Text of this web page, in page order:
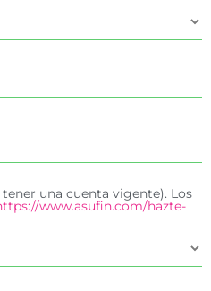
una cuenta vigente). Los
www.asufin.com/hazte-